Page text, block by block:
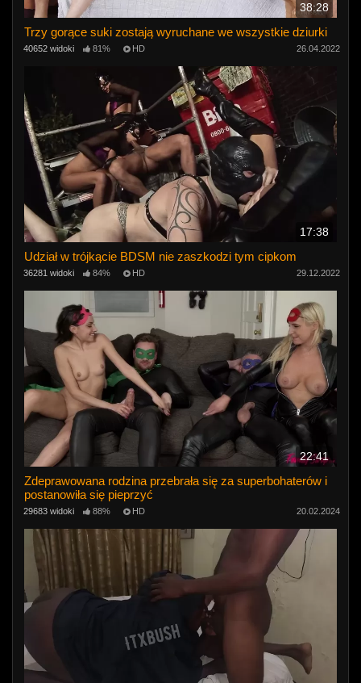
38:28
Trzy gorące suki zostają wyruchane we wszystkie dziurki
40652 widoki 81% HD 26.04.2022
17:38
Udział w trójkącie BDSM nie zaszkodzi tym cipkom
36281 widoki 84% HD 29.12.2022
22:41
Zdeprawowana rodzina przebrała się za superbohaterów i
postanowiła się pieprzyć
29683 widoki 88% HD 20.02.2024